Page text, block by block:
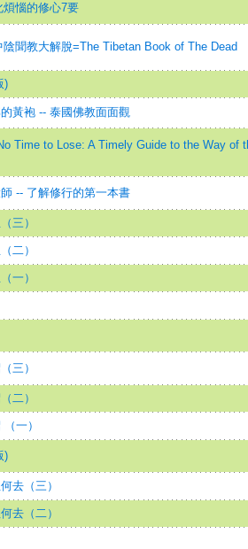
惱的修心7要
聞教大解脫=The Tibetan Book of The Dead
)
黃袍 -- 泰國佛教面面觀
Time to Lose: A Timely Guide to the Way of
-- 了解修行的第一本書
三）
二）
一）
三）
二）
一）
)
去（三）
去（二）